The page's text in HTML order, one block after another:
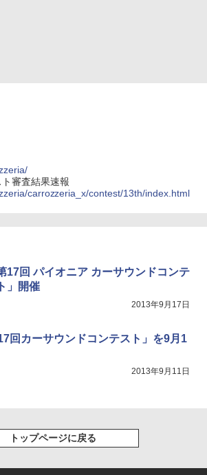
審査結果速報
carrozzeria_x/contest/13th/index.html
17回 パイオニア カーサウンドコンテ
」開催
2013年9月17日
回カーサウンドコンテスト」を9月1
2013年9月11日
トップページに戻る